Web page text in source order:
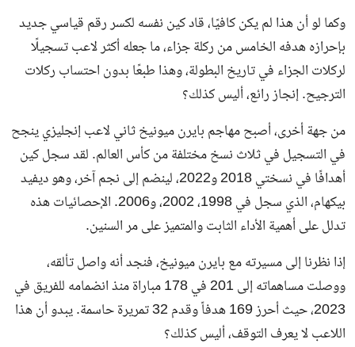
وكما لو أن هذا لم يكن كافيًا، قاد كين نفسه لكسر رقم قياسي جديد
بإحرازه هدفه الخامس من ركلة جزاء، ما جعله أكثر لاعب تسجيلًا
لركلات الجزاء في تاريخ البطولة، وهذا طبعًا بدون احتساب ركلات
الترجيح. إنجاز رائع، أليس كذلك؟
من جهة أخرى، أصبح مهاجم بايرن ميونيخ ثاني لاعب إنجليزي ينجح
في التسجيل في ثلاث نسخ مختلفة من كأس العالم. لقد سجل كين
أهدافًا في نسختي 2018 و2022، لينضم إلى نجم آخر، وهو ديفيد
بيكهام، الذي سجل في 1998، 2002، و2006. الإحصائيات هذه
تدلل على أهمية الأداء الثابت والمتميز على مر السنين.
إذا نظرنا إلى مسيرته مع بايرن ميونيخ، فنجد أنه واصل تألقه،
ووصلت مساهماته إلى 201 في 178 مباراة منذ انضمامه للفريق في
2023، حيث أحرز 169 هدفاً وقدم 32 تمريرة حاسمة. يبدو أن هذا
اللاعب لا يعرف التوقف، أليس كذلك؟